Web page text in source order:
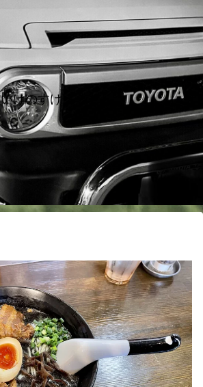
いけのすけノート